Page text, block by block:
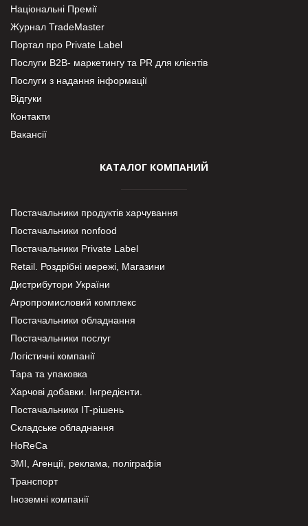
Національні Премії
Журнал TradeMaster
Портал про Private Label
Послуги В2В- маркетингу та PR для клієнтів
Послуги з надання інформації
Відгуки
Контакти
Вакансії
КАТАЛОГ КОМПАНИЙ
Постачальники продуктів харчування
Постачальники nonfood
Постачальники Private Label
Retail. Роздрібні мережі, Магазини
Дистрибутори України
Агропромисловий комплекс
Постачальники обладнання
Постачальники послуг
Логістичні компанії
Тара та упаковка
Харчові добавки. Інгредієнти.
Постачальники IT-рішень
Складське обладнання
HoReCa
ЗМІ, Агенції, реклама, поліграфія
Транспорт
Іноземні компанії